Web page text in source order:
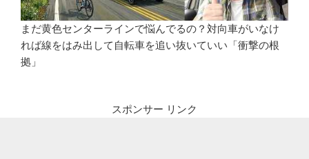
まだ黄色センターラインで悩んでるの？対向車がいなけ
れば線をはみ出して自転車を追い抜いていい「衝撃の根
拠」
スポンサー リンク